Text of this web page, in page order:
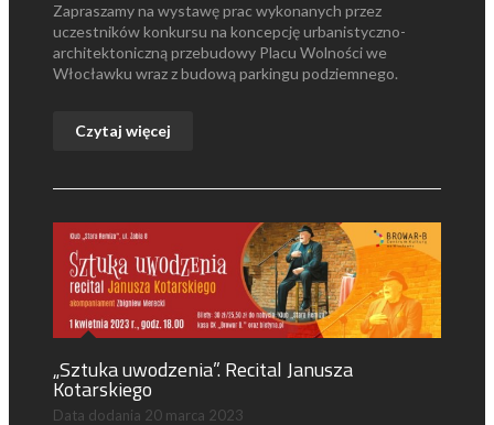
Zapraszamy na wystawę prac wykonanych przez
uczestników konkursu na koncepcję urbanistyczno-
architektoniczną przebudowy Placu Wolności we
Włocławku wraz z budową parkingu podziemnego.
Czytaj więcej
„Sztuka uwodzenia”. Recital Janusza
Kotarskiego
Data dodania 20 marca 2023